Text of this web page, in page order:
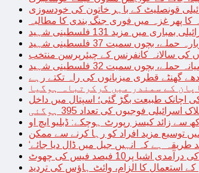
قونصلیٹ کے باہر خاتون کی خودسوزی
کا پھر غزہ میں فوری جنگ بندی کا مطالبہ
میں مزید 131 فلسطینی شہید
سمیت 37 فلسطینی شہید
کی سالانہ کانفرنس کے چیئرپرسن منتخب
سمیت 32 فلسطینی شہید
گھنٹے قطری میزبانوں کی راہ تکتے رہے
کے سمندر میں گرکرتباہ ہوگیا
فوجیوں کی تعداد 395 ہوگئی
سے زائد کیسز رپورٹ ہوچکے: ڈبلیو ایچ او
توسیع مزید افراد کو رہا کرنے سے ممکن
اشیا پر10 فیصد فیس کی چھوٹ
کے استعمال کا الزام، وائٹ ہاؤس کی تردید